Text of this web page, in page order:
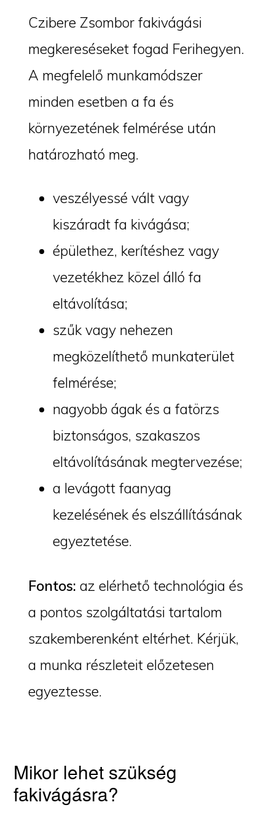
Czibere Zsombor fakivágási
megkereséseket fogad Ferihegyen.
A megfelelő munkamódszer
minden esetben a fa és
környezetének felmérése után
határozható meg.
veszélyessé vált vagy
kiszáradt fa kivágása;
épülethez, kerítéshez vagy
vezetékhez közel álló fa
eltávolítása;
szűk vagy nehezen
megközelíthető munkaterület
felmérése;
nagyobb ágak és a fatörzs
biztonságos, szakaszos
eltávolításának megtervezése;
a levágott faanyag
kezelésének és elszállításának
egyeztetése.
Fontos: az elérhető technológia és
a pontos szolgáltatási tartalom
szakemberenként eltérhet. Kérjük,
a munka részleteit előzetesen
egyeztesse.
Mikor lehet szükség
fakivágásra?